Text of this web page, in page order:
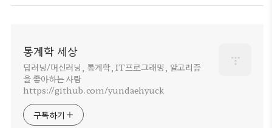
통계학 세상
딥러닝/머신러닝, 통계학, IT프로그래밍, 알고리즘
을 좋아하는 사람
https://github.com/yundaehyuck
구독하기